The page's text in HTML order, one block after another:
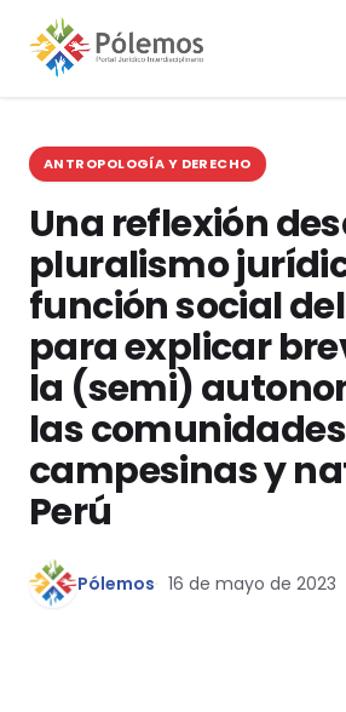
ANTROPOLOGÍA Y DERECHO
Una reflexión
pluralismo
función social
para explicar
la (semi)
las comunidades
campesinas y
Perú
Pólemos 16 de mayo de 2023